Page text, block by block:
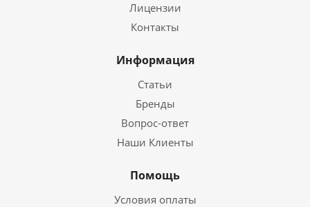
Лицензии
Контакты
Информация
Статьи
Бренды
Вопрос-ответ
Наши Клиенты
Помощь
Условия оплаты